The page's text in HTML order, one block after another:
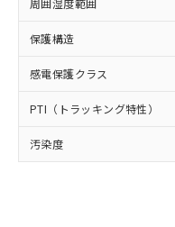
周囲湿度範囲
保護構造
感電保護クラス
PTI（トラッキング特性）
汚染度
在庫状況
事前の承
示しない
マイパーツ
ビス）を
メンバーズ
お客様が
部品在庫の切り
月が前後するこ
※3 非含有証
準値以下である
「10」：通常の
質が外部に漏え
及ぼさない年数
「－」：未確認
当社は、
場合は、
該第三者
販売先およ
法に輸出
り引きをい
機器
空
受注
情報